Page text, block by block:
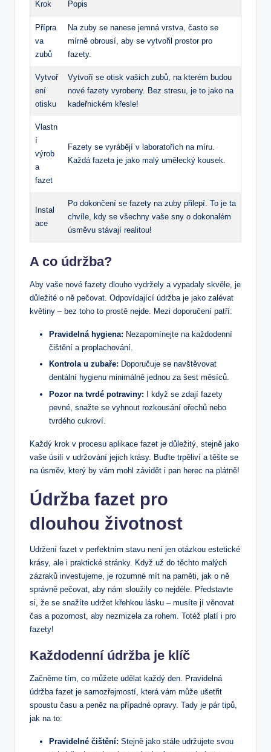
Krok Popis
Přípra
va
zubů
Na zuby se nanese jemná vrstva, často se
mírně obrousí, aby se vytvořil prostor pro
fazety.
Vytvoř
ení
otisku
Vytvoří se otisk vašich zubů, na kterém budou
nové fazety vyrobeny. Bez stresu, je to jako na
kadeřnickém křesle!
Vlastn
í
výrob
a
fazet
Fazety se vyrábějí v laboratořích na míru.
Každá fazeta je jako malý umělecký kousek.
Instal
ace
Po dokončení se fazety na zuby přilepí. To je ta
chvíle, kdy se všechny vaše sny o dokonalém
úsměvu stávají realitou!
A co údržba?
Aby vaše nové fazety dlouho vydržely a vypadaly skvěle, je
důležité o ně pečovat. Odpovídající údržba je jako zalévat
květiny – bez toho to prostě nejde. Mezi doporučení patří:
Pravidelná hygiena: Nezapomínejte na každodenní
čištění a proplachování.
Kontrola u zubaře: Doporučuje se navštěvovat
dentální hygienu minimálně jednou za šest měsíců.
Pozor na tvrdé potraviny: I když se zdají fazety
pevné, snažte se vyhnout rozkousání ořechů nebo
tvrdého cukroví.
Každý krok v procesu aplikace fazet je důležitý, stejně jako
vaše úsilí v udržování jejich krásy. Buďte trpěliví a těšte se
na úsměv, který by vám mohl závidět i pan herec na plátně!
Údržba fazet pro
dlouhou životnost
Udržení fazet v perfektním stavu není jen otázkou estetické
krásy, ale i praktické stránky. Když už do těchto malých
zázraků investujeme, je rozumné mít na paměti, jak o ně
správně pečovat, aby nám sloužily co nejdéle. Představte
si, že se snažíte udržet křehkou lásku – musíte jí věnovat
čas a pozornost, aby nezmizela za rohem. Totéž platí i pro
fazety!
Každodenní údržba je klíč
Začněme tím, co můžete udělat každý den. Pravidelná
údržba fazet je samozřejmostí, která vám může ušetřit
spoustu času a peněz na případné opravy. Tady je pár tipů,
jak na to:
Pravidelné čištění: Stejně jako stále udržujete svou